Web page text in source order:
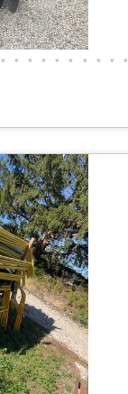
• • • • • • • • • •